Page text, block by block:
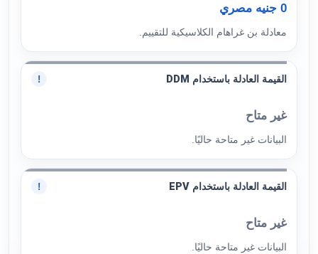
0 جنيه مصري
معادلة بن غراهام الكلاسيكية للتقييم.
القيمة العادلة باستخدام DDM !
غير متاح
البيانات غير متاحة حاليًا.
القيمة العادلة باستخدام EPV !
غير متاح
البيانات غير متاحة حاليًا.